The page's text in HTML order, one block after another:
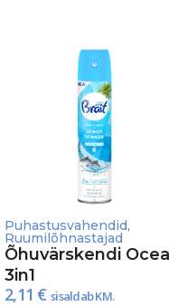
Puhastusvahendid,
Ruumilõhnastajad
Õhuvärskendi
3in1
2,11 € sisaldab KM.